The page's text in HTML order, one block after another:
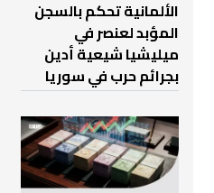
الألمانية تحكم بالسجن
المؤبد لعنصر في
ميليشيا شيعية أدين
بجرائم حرب في سوريا